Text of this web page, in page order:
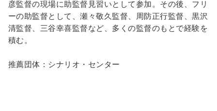
彦監督の現場に助監督見習いとして参加。その後、フリ
ーの助監督として、瀬々敬久監督、周防正行監督、黒沢
清監督、三谷幸喜監督など、多くの監督のもとで経験を
積む。
推薦団体：シナリオ・センター